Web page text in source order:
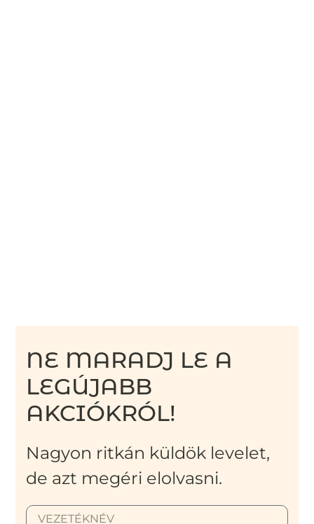
NE MARADJ LE A
LEGÚJABB
AKCIÓKRÓL!
Nagyon ritkán küldök levelet,
de azt megéri elolvasni.